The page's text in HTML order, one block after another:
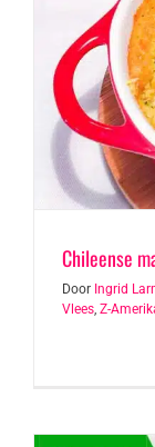
Chileense
Door Ingrid
Vlees, Z-